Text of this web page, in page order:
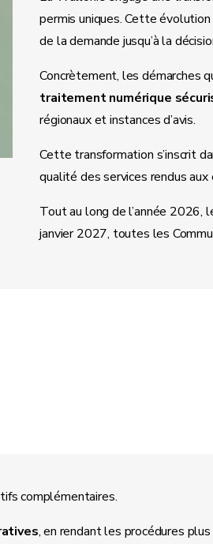
permis uniques. Cette
de la demande jusqu’à la
Concrètement, les démarches
traitement numérique
régionaux et instances d’avis.
Cette transformation s’inscrit
qualité des services rendus
Tout au long de l’année 2026,
janvier 2027, toutes les
complémentaires.
, en rendant les procédures